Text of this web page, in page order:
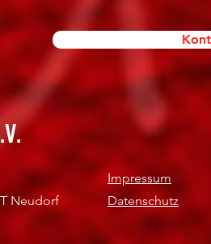
Neudorf
Impressum
Datenschutz